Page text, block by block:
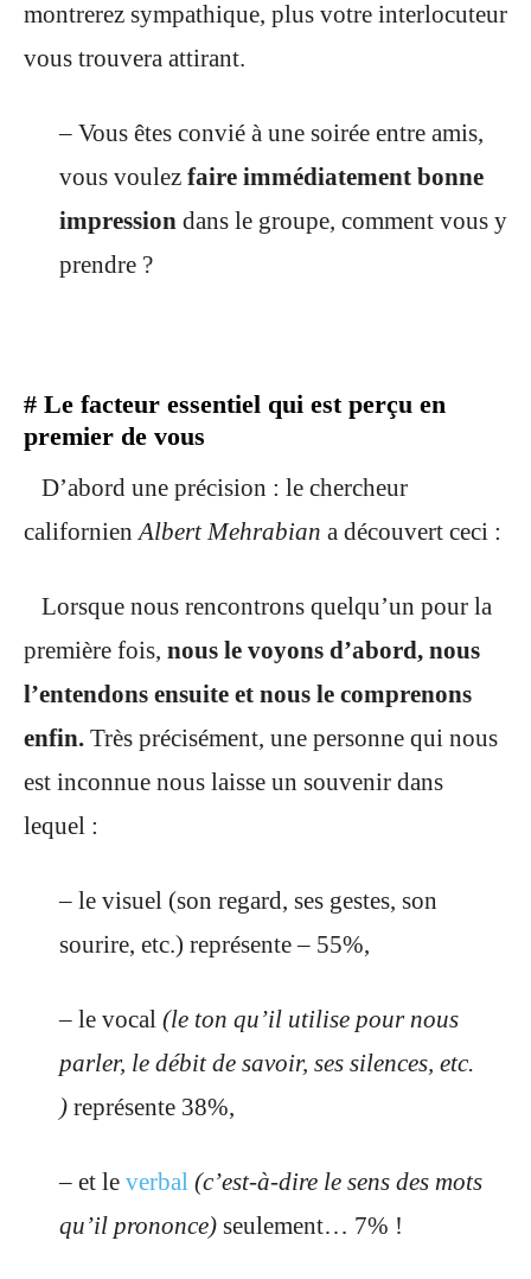
montrerez sympathique, plus votre interlocuteur
vous trouvera attirant.
– Vous êtes convié à une soirée entre amis,
vous voulez faire immédiatement bonne
impression dans le groupe, comment vous y
prendre ?
# Le facteur essentiel qui est perçu en
premier de vous
D’abord une précision : le chercheur
californienAlbert Mehrabian a découvert ceci :
Lorsque nous rencontrons quelqu’un pour la
première fois, nous le voyons d’abord, nous
l’entendons ensuite et nous le comprenons
enfin. Très précisément, une personne qui nous
est inconnue nous laisse un souvenir dans
lequel :
– le visuel (son regard, ses gestes, son
sourire, etc.) représente – 55%,
– le vocal (le ton qu’il utilise pour nous
parler, le débit de savoir, ses silences, etc.
) représente 38%,
– et le verbal (c’est-à-dire le sens des mots
qu’il prononce) seulement… 7% !